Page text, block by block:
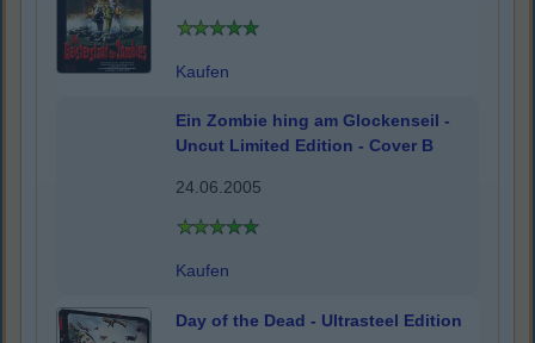
Kaufen
Ein Zombie hing am Glockenseil -
Uncut Limited Edition - Cover B
24.06.2005
Kaufen
Day of the Dead - Ultrasteel Edition